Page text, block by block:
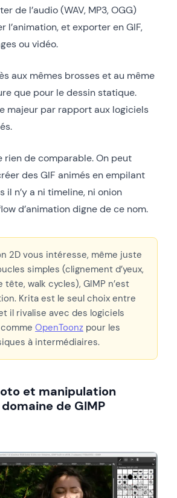
de l’audio (WAV, MP3, OGG)
l’animation, et exporter en GIF,
ou vidéo.
aux mêmes brosses et au même
que pour le dessin statique.
majeur par rapport aux logiciels
rien de comparable. On peut
des GIF animés en empilant
il n’y a ni timeline, ni onion
d’animation digne de ce nom.
2D vous intéresse, même juste
simples (clignement d’yeux,
walk cycles), GIMP n’est
Krita est le seul choix entre
il rivalise avec des logiciels
OpenToonz pour les
à intermédiaires.
et manipulation
de GIMP